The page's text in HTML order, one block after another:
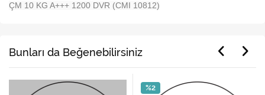
ÇM 10 KG A+++ 1200 DVR (CMI 10812)
Bunları da Beğenebilirsiniz
%2